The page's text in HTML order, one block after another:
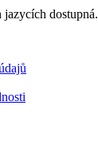
dostupná.